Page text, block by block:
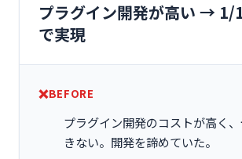
プラグイン開発が高い → 1/
で実現
BEFORE
プラグイン開発のコストが高く
きない。開発を諦めていた。